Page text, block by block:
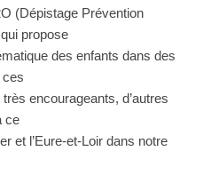
(Dépistage Prévention
propose
des enfants dans des
ces
encourageants, d’autres
ce
et l’Eure-et-Loir dans notre